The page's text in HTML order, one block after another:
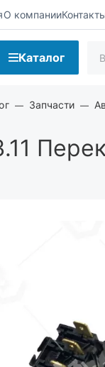
О компании
Каталог
Запчасти